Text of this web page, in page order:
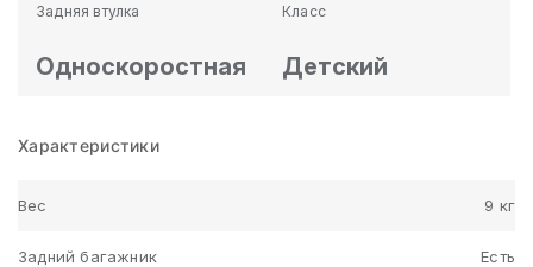
Задняя втулка
Односкоростная
Класс
Детский
Характеристики
Вес 9 кг
Задний багажник Есть